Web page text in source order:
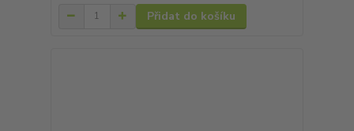
Přidat do košíku